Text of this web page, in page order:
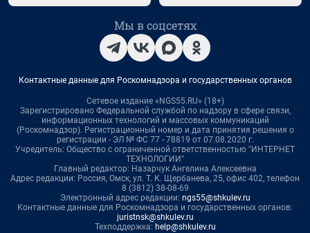
Мы в соцсетях
Контактные данные для Роскомнадзора и государственных органов
Сетевое издание «NGS55.RU» (18+)
Зарегистрировано Федеральной службой по надзору в сфере связи,
информационных технологий и массовых коммуникаций
(Роскомнадзор). Регистрационный номер и дата принятия решения о
регистрации - ЭЛ № ФС 77 - 78819 от 07.08.2020 г.
Учредитель: Общество с ограниченной ответственностью "ИНТЕРНЕТ
ТЕХНОЛОГИИ"
Главный редактор: Назарчук Ангелина Алексеевна
Адрес редакции: Россия, Омск, ул. Т. К. Щербанева, 25, офис 402, телефон
8 (3812) 38-08-69
Электронный адрес редакции: ngs55@shkulev.ru
Контактные данные для Роскомнадзора и государственных органов:
juristnsk@shkulev.ru
Техподдержка: help@shkulev.ru